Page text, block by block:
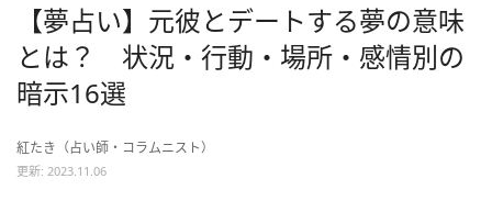
【夢占い】元彼とデートする夢の意味
とは？ 状況・行動・場所・感情別の
暗示16選
紅たき（占い師・コラムニスト）
更新: 2023.11.06